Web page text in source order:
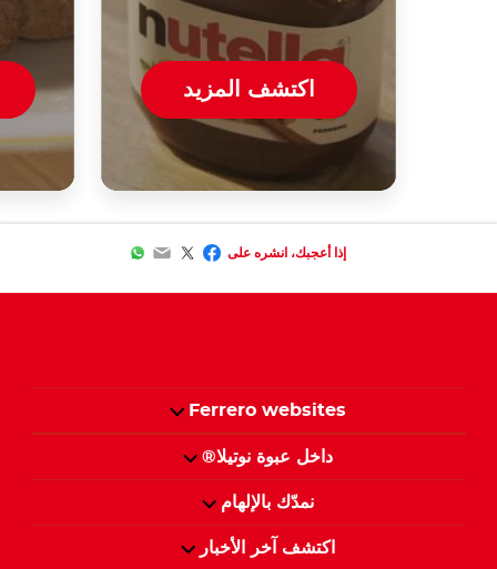
اكتشف المزيد
إذا أعجبك، انشره على Facebook
Twitter
Email
WhatsApp
Ferrero websites
داخل عبوة نوتيلا®
نمدّك بالإلهام
اكتشف آخر الأخبار